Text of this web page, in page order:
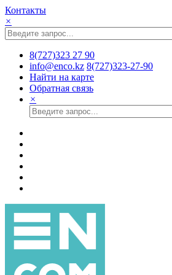
Контакты
×
8(727)323 27 90
info@enco.kz 8(727)323-27-90
Найти на карте
Обратная связь
×